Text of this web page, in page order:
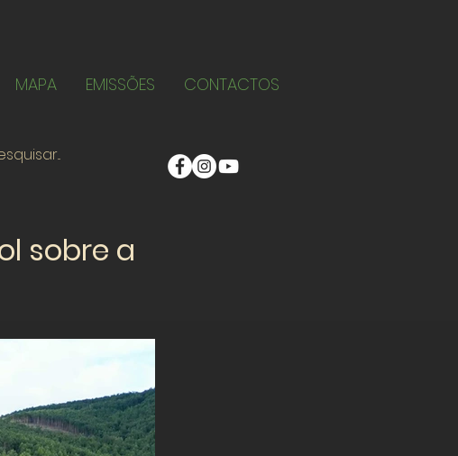
MAPA EMISSÕES CONTACTOS
sobre a